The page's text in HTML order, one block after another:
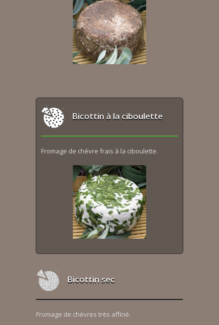
Bicottin à la ciboulette
Fromage de chèvre frais à la ciboulette.
Bicottin sec
Fromage de chèvres très affiné.